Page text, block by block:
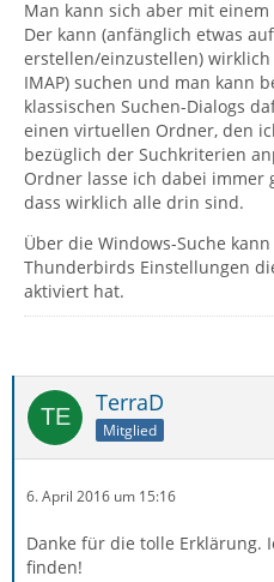
Man kann sich aber mit
Der kann (anfänglich etwas
erstellen/einzustellen)
IMAP) suchen und man kann
klassischen Suchen-Dialogs
einen virtuellen Ordner, den
bezüglich der Suchkriterien
Ordner lasse ich dabei
dass wirklich alle drin sind.
Über die Windows-Suche
Thunderbirds Einstellungen
aktiviert hat.
TerraD
Mitglied
6. April 2016 um 15:16
Danke für die tolle Erklärung.
finden!